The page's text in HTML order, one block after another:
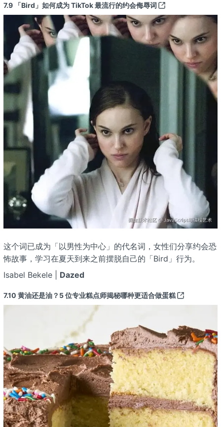
7.9 「Bird」如何成为 TikTok 最流行的约会侮辱词
这个词已成为「以男性为中心」的代名词，女性们分享约会恐
怖故事，学习在夏天到来之前摆脱自己的「Bird」行为。
Isabel Bekele | Dazed
7.10 黄油还是油？5 位专业糕点师揭秘哪种更适合做蛋糕